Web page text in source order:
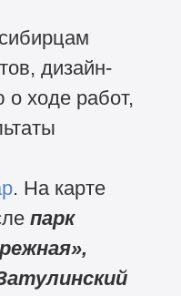
дизайн-
ходе работ,
. На карте
парк